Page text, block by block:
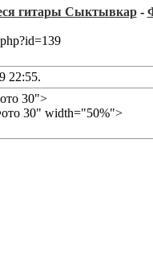
гитары Сыктывкар-
22:55.
30">
30" width="50%">